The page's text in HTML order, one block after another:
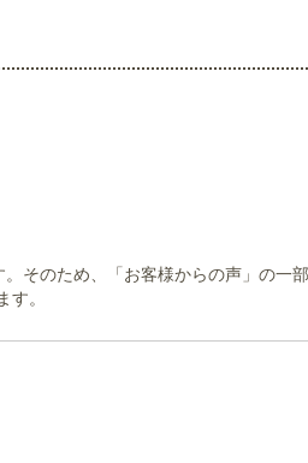
そのため、「お客様からの声」の一
。